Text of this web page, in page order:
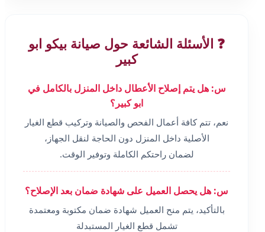
❓ الأسئلة الشائعة حول صيانة بيكو ابو
كبير
س: هل يتم إصلاح الأعطال داخل المنزل بالكامل في
ابو كبير؟
نعم، تتم كافة أعمال الفحص والصيانة وتركيب قطع الغيار
الأصلية داخل المنزل دون الحاجة لنقل الجهاز،
لضمان راحتكم الكاملة وتوفير الوقت.
س: هل يحصل العميل على شهادة ضمان بعد الإصلاح؟
بالتأكيد، يتم منح العميل شهادة ضمان مكتوبة ومعتمدة
تشمل قطع الغيار المستبدلة